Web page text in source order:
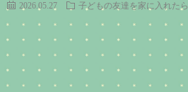
2026.05.27 子どもの友達を家に入れたら